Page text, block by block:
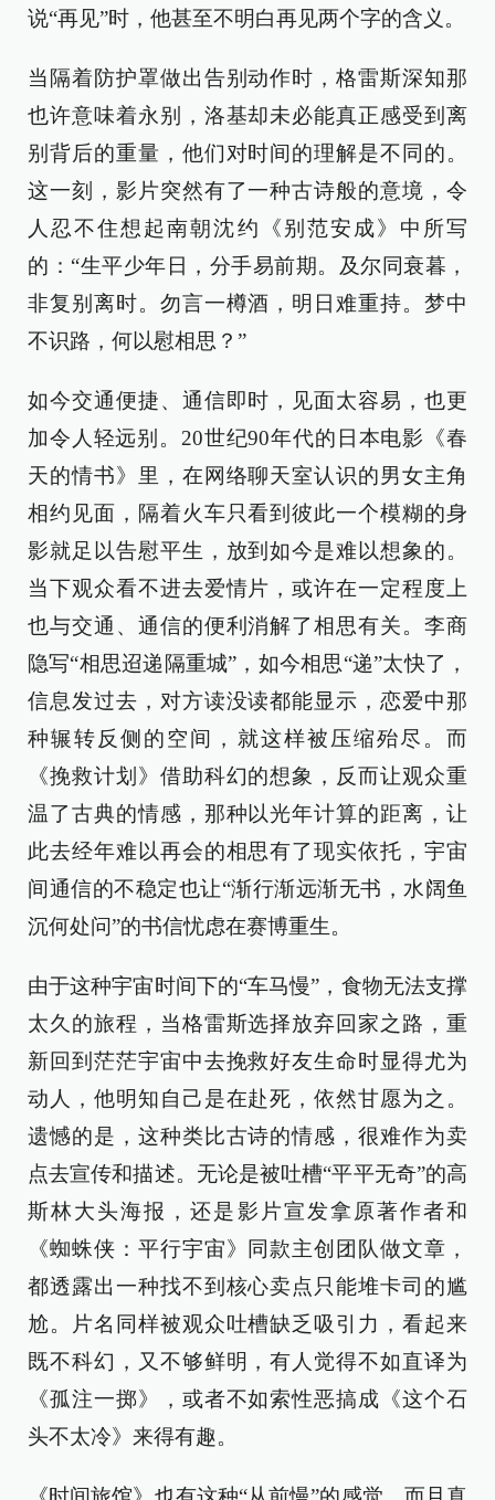
说“再见”时，他甚至不明白再见两个字的含义。
当隔着防护罩做出告别动作时，格雷斯深知那
也许意味着永别，洛基却未必能真正感受到离
别背后的重量，他们对时间的理解是不同的。
这一刻，影片突然有了一种古诗般的意境，令
人忍不住想起南朝沈约《别范安成》中所写
的：“生平少年日，分手易前期。及尔同衰暮，
非复别离时。勿言一樽酒，明日难重持。梦中
不识路，何以慰相思？”
如今交通便捷、通信即时，见面太容易，也更
加令人轻远别。20世纪90年代的日本电影《春
天的情书》里，在网络聊天室认识的男女主角
相约见面，隔着火车只看到彼此一个模糊的身
影就足以告慰平生，放到如今是难以想象的。
当下观众看不进去爱情片，或许在一定程度上
也与交通、通信的便利消解了相思有关。李商
隐写“相思迢递隔重城”，如今相思“递”太快了，
信息发过去，对方读没读都能显示，恋爱中那
种辗转反侧的空间，就这样被压缩殆尽。而
《挽救计划》借助科幻的想象，反而让观众重
温了古典的情感，那种以光年计算的距离，让
此去经年难以再会的相思有了现实依托，宇宙
间通信的不稳定也让“渐行渐远渐无书，水阔鱼
沉何处问”的书信忧虑在赛博重生。
由于这种宇宙时间下的“车马慢”，食物无法支撑
太久的旅程，当格雷斯选择放弃回家之路，重
新回到茫茫宇宙中去挽救好友生命时显得尤为
动人，他明知自己是在赴死，依然甘愿为之。
遗憾的是，这种类比古诗的情感，很难作为卖
点去宣传和描述。无论是被吐槽“平平无奇”的高
斯林大头海报，还是影片宣发拿原著作者和
《蜘蛛侠：平行宇宙》同款主创团队做文章，
都透露出一种找不到核心卖点只能堆卡司的尴
尬。片名同样被观众吐槽缺乏吸引力，看起来
既不科幻，又不够鲜明，有人觉得不如直译为
《孤注一掷》，或者不如索性恶搞成《这个石
头不太冷》来得有趣。